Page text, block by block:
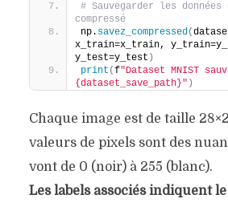
# Sauvegarder les
compressé
np. savez_compressed(
x_train=x_train,
y_test=y_test )
print (f"Dataset MNIST
{dataset_save_path}" )
Chaque image est de taille
valeurs de pixels sont des
vont de 0 (noir) à 255 (blanc).
Les labels associés indiquent